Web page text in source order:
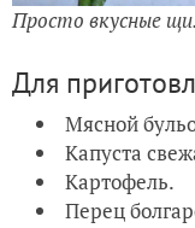
Просто вкусные щи.
Для
Мясной
Капуста
Картофель.
Перец